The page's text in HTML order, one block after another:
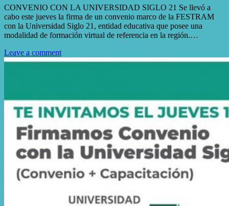
CONVENIO CON LA UNIVERSIDAD SIGLO 21 Se llevó a
cabo este jueves la firma de un convenio marco de la FESTRAM
con la Universidad Siglo 21, entidad educativa que posee una
modalidad de formación virtual de referencia en la región.…
Leave a comment